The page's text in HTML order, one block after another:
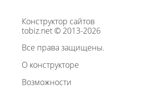
Конструктор сайтов
tobiz.net © 2013-2026
Все права защищены.
О конструкторе
Возможности